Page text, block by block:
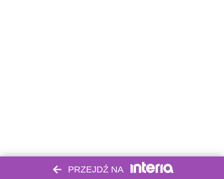
PRZEJDŹ NA